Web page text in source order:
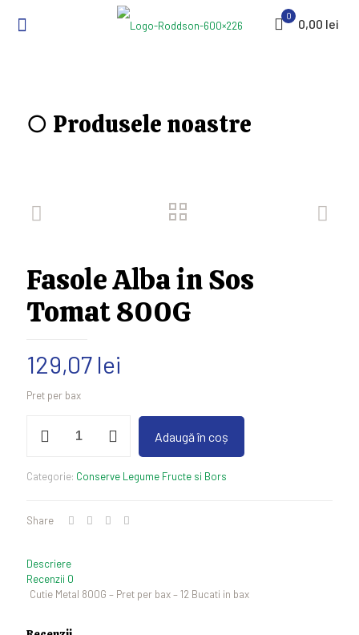
0
0,00 lei
○ Produsele noastre
Fasole Alba in Sos
Tomat 800G
129,07 lei
Pret per bax
Sos
Adaugă în coș
Categorie: Conserve Legume Fructe si Bors
Share
Descriere
Recenzii 0
Cutie Metal 800G – Pret per bax – 12 Bucati in bax